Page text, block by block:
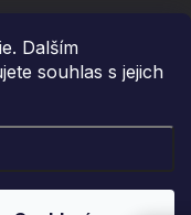
Dalším
souhlas s jejich
práva vyhrazena.